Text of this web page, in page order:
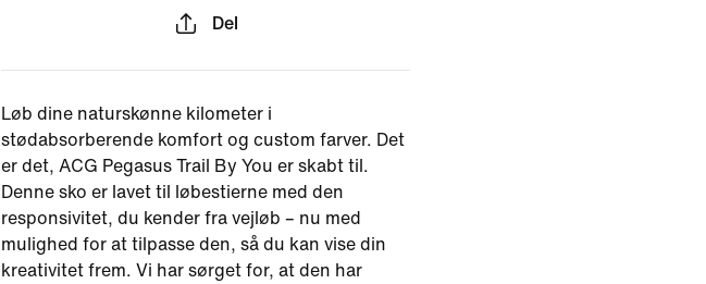
Del
Løb dine naturskønne kilometer i
stødabsorberende komfort og custom farver. Det
er det, ACG Pegasus Trail By You er skabt til.
Denne sko er lavet til løbestierne med den
responsivitet, du kender fra vejløb – nu med
mulighed for at tilpasse den, så du kan vise din
kreativitet frem. Vi har sørget for, at den har